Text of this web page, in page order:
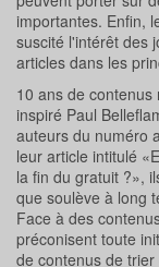
importantes. Enfin,
suscité l'intérêt des
articles dans les
10 ans de
inspiré Paul
auteurs du numéro
leur article intitulé
la fin du gratuit ?»,
que soulève à long
Face à des
préconisent toute
de contenus de